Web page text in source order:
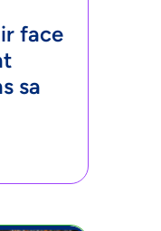
face
sa